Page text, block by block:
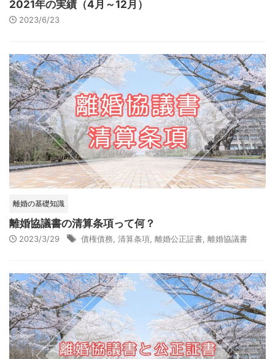
2021年の実績（4月～12月）
2023/6/23
離婚の基礎知識
離婚協議書の清算条項って何？
2023/3/29 債権債務 清算条項 離婚公正証書 離婚協議書